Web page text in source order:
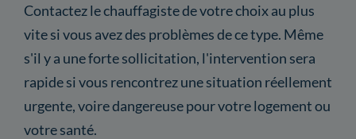
Contactez le chauffagiste de votre choix au plus
vite si vous avez des problèmes de ce type. Même
s'il y a une forte sollicitation, l'intervention sera
rapide si vous rencontrez une situation réellement
urgente, voire dangereuse pour votre logement ou
votre santé.